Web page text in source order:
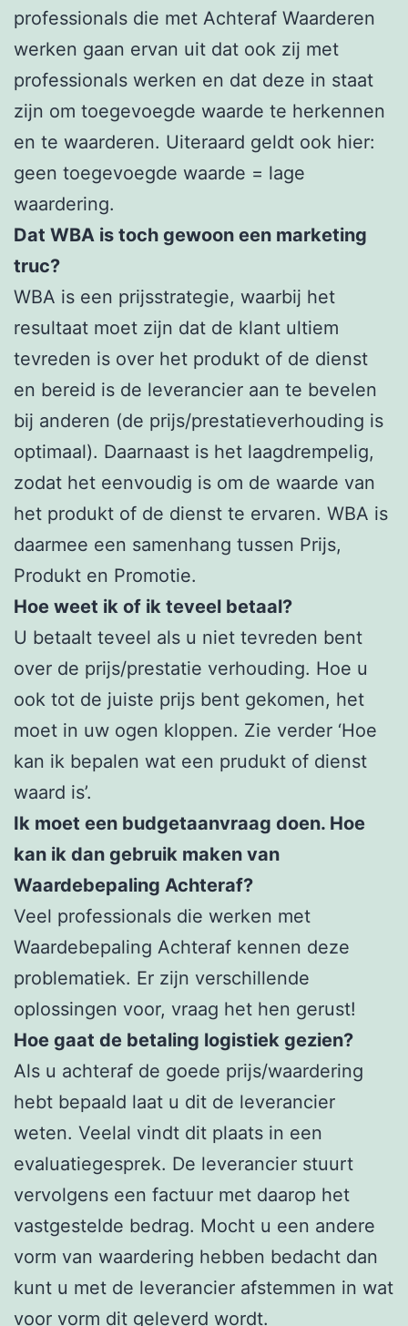
professionals die met Achteraf Waarderen
werken gaan ervan uit dat ook zij met
professionals werken en dat deze in staat
zijn om toegevoegde waarde te herkennen
en te waarderen. Uiteraard geldt ook hier:
geen toegevoegde waarde = lage
waardering.
Dat WBA is toch gewoon een marketing
truc?
WBA is een prijsstrategie, waarbij het
resultaat moet zijn dat de klant ultiem
tevreden is over het produkt of de dienst
en bereid is de leverancier aan te bevelen
bij anderen (de prijs/prestatieverhouding is
optimaal). Daarnaast is het laagdrempelig,
zodat het eenvoudig is om de waarde van
het produkt of de dienst te ervaren. WBA is
daarmee een samenhang tussen Prijs,
Produkt en Promotie.
Hoe weet ik of ik teveel betaal?
U betaalt teveel als u niet tevreden bent
over de prijs/prestatie verhouding. Hoe u
ook tot de juiste prijs bent gekomen, het
moet in uw ogen kloppen. Zie verder ‘Hoe
kan ik bepalen wat een prudukt of dienst
waard is’.
Ik moet een budgetaanvraag doen. Hoe
kan ik dan gebruik maken van
Waardebepaling Achteraf?
Veel professionals die werken met
Waardebepaling Achteraf kennen deze
problematiek. Er zijn verschillende
oplossingen voor, vraag het hen gerust!
Hoe gaat de betaling logistiek gezien?
Als u achteraf de goede prijs/waardering
hebt bepaald laat u dit de leverancier
weten. Veelal vindt dit plaats in een
evaluatiegesprek. De leverancier stuurt
vervolgens een factuur met daarop het
vastgestelde bedrag. Mocht u een andere
vorm van waardering hebben bedacht dan
kunt u met de leverancier afstemmen in wat
voor vorm dit geleverd wordt.